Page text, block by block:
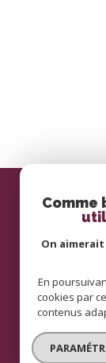
Comme
On
En
cookies par
contenus